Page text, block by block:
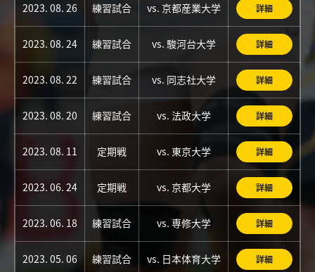
2023. 08. 26 練習試合 vs. 京都産業大学 詳細
2023. 08. 24 練習試合 vs. 駿河台大学 詳細
2023. 08. 22 練習試合 vs. 同志社大学 詳細
2023. 08. 20 練習試合 vs. 法政大学 詳細
2023. 08. 11 定期戦 vs. 東京大学 詳細
2023. 06. 24 定期戦 vs. 京都大学 詳細
2023. 06. 18 練習試合 vs. 専修大学 詳細
2023. 05. 06 練習試合 vs. 日本体育大学 詳細